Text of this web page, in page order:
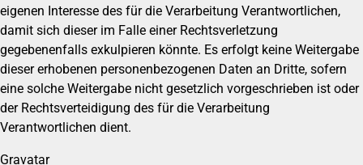
eigenen Interesse des für die Verarbeitung Verantwortlichen,
damit sich dieser im Falle einer Rechtsverletzung
gegebenenfalls exkulpieren könnte. Es erfolgt keine Weitergabe
dieser erhobenen personenbezogenen Daten an Dritte, sofern
eine solche Weitergabe nicht gesetzlich vorgeschrieben ist oder
der Rechtsverteidigung des für die Verarbeitung
Verantwortlichen dient.
Gravatar